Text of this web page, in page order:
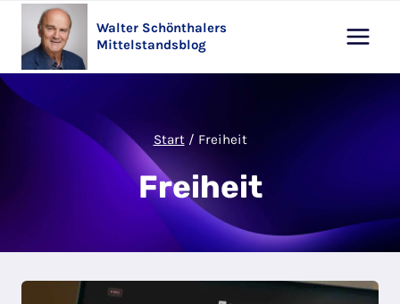
Inhalt
springen
Walter Schönthalers
Mittelstandsblog
Start / Freiheit
Freiheit